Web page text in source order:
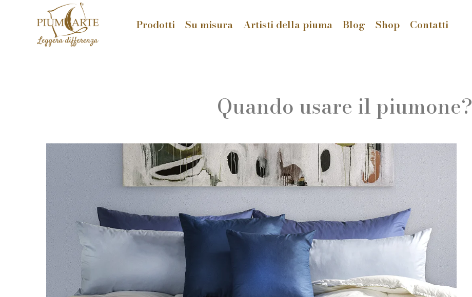
Prodotti Su misura Artisti della piuma Blog Shop Contatti
Quando usare il piumone?